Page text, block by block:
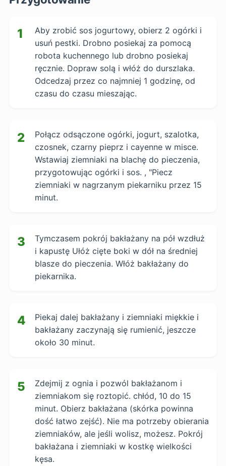
1
Aby zrobić sos jogurtowy, obierz 2 ogórki i
usuń pestki. Drobno posiekaj za pomocą
robota kuchennego lub drobno posiekaj
ręcznie. Dopraw solą i włóż do durszlaka.
Odcedzaj przez co najmniej 1 godzinę, od
czasu do czasu mieszając.
2
Połącz odsączone ogórki, jogurt, szalotka,
czosnek, czarny pieprz i cayenne w misce.
Wstawiaj ziemniaki na blachę do pieczenia,
przygotowując ogórki i sos. , "Piecz
ziemniaki w nagrzanym piekarniku przez 15
minut.
3
Tymczasem pokrój bakłażany na pół wzdłuż
i kapustę Ułóż cięte boki w dół na średniej
blasze do pieczenia. Włóż bakłażany do
piekarnika.
4
Piekaj dalej bakłażany i ziemniaki miękkie i
bakłażany zaczynają się rumienić, jeszcze
około 30 minut.
5
Zdejmij z ognia i pozwól bakłażanom i
ziemniakom się roztopić. chłód, 10 do 15
minut. Obierz bakłażana (skórka powinna
dość łatwo zejść). Nie ma potrzeby obierania
ziemniaków, ale jeśli wolisz, możesz. Pokrój
bakłażana i ziemniaki w kostkę wielkości
kęsa.